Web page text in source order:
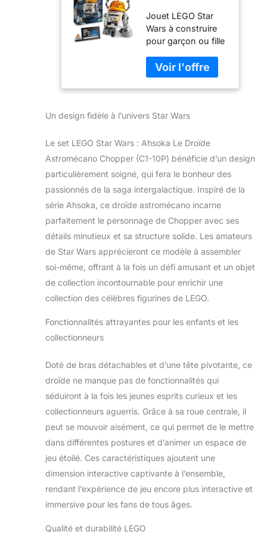
Astromécano
Chopper (C1-
10P) Jeu De
Construction 10
Ans - Figurine
avec Tête
Pivotante, Bras
Roue Centrale -
Garçon, Fille &
Fan De La Saga
75416
Jouet LEGO Star
Wars à construire
pour garçon ou fille
une décoration
intérieure ludique
avec une figurine à
l’adorable droïde
Chopper (C1-10P),
présent dans la
série d’aventures
Star Wars : Ahsoka
Détails
authentiques –
Faites pivoter la tête
de Chopper,
actionnez le levier
pour reproduire ses
mouvements de
tête, ajustez son
jambes, positionnez
ses bras articulés &
amovibles et
fonctionnelle
Différentes options
de décoration à
construire
ensemble – Les
bras de Chopper et
sa roue centrale
sont amovibles afin
l’exposer comme
s’ils étaient
rétractés dans son
Un design fidèle à l’univers Star Wars
Le set LEGO Star Wars : Ahsoka Le Droïde
Astromécano Chopper (C1-10P) bénéficie d’un design
particulièrement soigné, qui fera le bonheur des
passionnés de la saga intergalactique. Inspiré de la
série Ahsoka, ce droïde astromécano incarne
parfaitement le personnage de Chopper avec ses
détails minutieux et sa structure solide. Les amateurs
de Star Wars apprécieront ce modèle à assembler
soi-même, offrant à la fois un défi amusant et un objet
de collection incontournable pour enrichir une
collection des célèbres figurines de LEGO.
Fonctionnalités attrayantes pour les enfants et les
collectionneurs
Doté de bras détachables et d’une tête pivotante, ce
droïde ne manque pas de fonctionnalités qui
séduiront à la fois les jeunes esprits curieux et les
collectionneurs aguerris. Grâce à sa roue centrale, il
peut se mouvoir aisément, ce qui permet de le mettre
dans différentes postures et d’animer un espace de
jeu étoilé. Ces caractéristiques ajoutent une
dimension interactive captivante à l’ensemble,
rendant l’expérience de jeu encore plus interactive et
immersive pour les fans de tous âges.
Qualité et durabilité LEGO